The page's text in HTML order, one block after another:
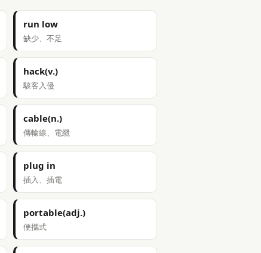
run low
缺少、不足
hack(v.)
駭客入侵
cable(n.)
傳輸線、電纜
plug in
插入、插電
portable(adj.)
便攜式